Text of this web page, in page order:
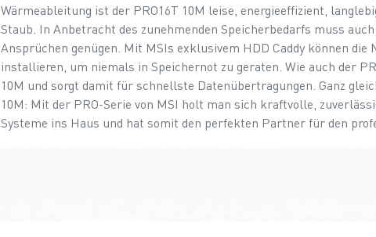
Wärmeableitung ist der PRO16T 10M leise, energieeffizient,
Staub. In Anbetracht des zunehmenden Speicherbedarfs muss
Ansprüchen genügen. Mit MSIs exklusivem HDD Caddy können die
installieren, um niemals in Speichernot zu geraten. Wie auch der
10M und sorgt damit für schnellste Datenübertragungen. Ganz
10M: Mit der PRO-Serie von MSI holt man sich kraftvolle,
Systeme ins Haus und hat somit den perfekten Partner für den